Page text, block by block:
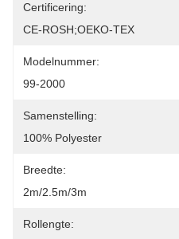
Certificering:
CE-ROSH;OEKO-TEX
Modelnummer:
99-2000
Samenstelling:
100% Polyester
Breedte:
2m/2.5m/3m
Rollengte: